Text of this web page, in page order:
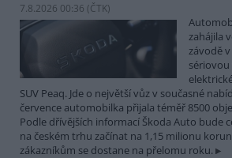
7.8.2026 00:36 (ČTK)
zahájila
závodě
SUV Peaq. Jde o největší vůz v současné
července automobilka přijala téměř 8500
Podle dřívějších informací Škoda Auto bude
na českém trhu začínat na 1,15 milionu
zákazníkům se dostane na přelomu roku.